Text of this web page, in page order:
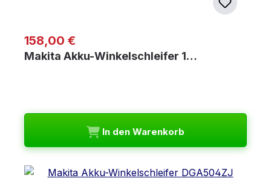
Regulärer Preis:
158,00 €
Makita Akku-Winkelschleifer 1…
In den Warenkorb